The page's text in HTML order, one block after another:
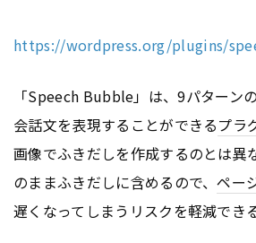
https://wordpress.org/plugins/
「Speech Bubble」は、9パターン
会話文を表現することができるプラ
画像でふきだしを作成するのとは異
のままふきだしに含めるので、ペー
遅くなってしまうリスクを軽減でき